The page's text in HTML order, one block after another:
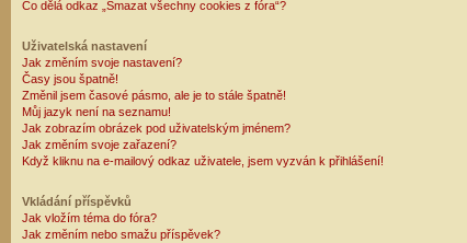
Co dělá odkaz „Smazat všechny cookies z fóra“?
Uživatelská nastavení
Jak změním svoje nastavení?
Časy jsou špatně!
Změnil jsem časové pásmo, ale je to stále špatně!
Můj jazyk není na seznamu!
Jak zobrazím obrázek pod uživatelským jménem?
Jak změním svoje zařazení?
Když kliknu na e-mailový odkaz uživatele, jsem vyzván k přihlášení!
Vkládání příspěvků
Jak vložím téma do fóra?
Jak změním nebo smažu příspěvek?